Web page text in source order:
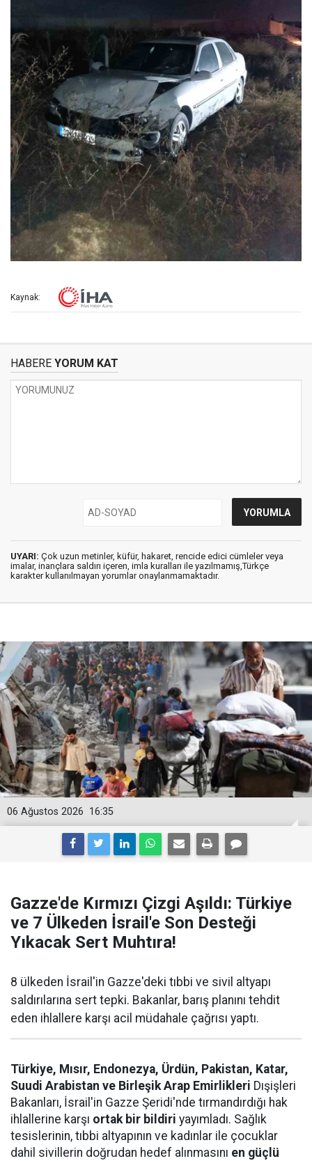
Kaynak:
HABERE YORUM KAT
UYARI: Çok uzun metinler, küfür, hakaret, rencide edici cümleler veya
imalar, inançlara saldırı içeren, imla kuralları ile yazılmamış,Türkçe
karakter kullanılmayan yorumlar onaylanmamaktadır.
16:35
06 Ağustos 2026
Gazze'de Kırmızı Çizgi Aşıldı: Türkiye
ve 7 Ülkeden İsrail'e Son Desteği
Yıkacak Sert Muhtıra!
8 ülkeden İsrail'in Gazze'deki tıbbi ve sivil altyapı
saldırılarına sert tepki. Bakanlar, barış planını tehdit
eden ihlallere karşı acil müdahale çağrısı yaptı.
Türkiye, Mısır, Endonezya, Ürdün, Pakistan, Katar,
Suudi Arabistan ve Birleşik Arap Emirlikleri Dışişleri
Bakanları, İsrail'in Gazze Şeridi'nde tırmandırdığı hak
ihlallerine karşı ortak bir bildiri yayımladı. Sağlık
tesislerinin, tıbbi altyapının ve kadınlar ile çocuklar
dahil sivillerin doğrudan hedef alınmasını en güçlü